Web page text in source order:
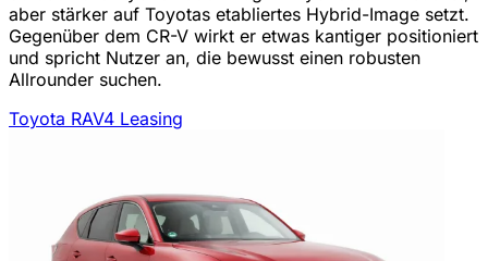
aber stärker auf Toyotas etabliertes Hybrid-Image setzt.
Gegenüber dem CR-V wirkt er etwas kantiger positioniert
und spricht Nutzer an, die bewusst einen robusten
Allrounder suchen.
Toyota RAV4 Leasing